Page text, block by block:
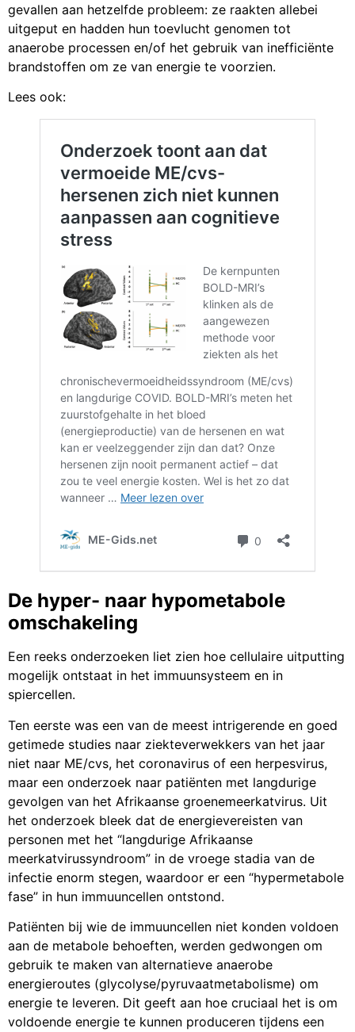
gevallen aan hetzelfde probleem: ze raakten allebei
uitgeput en hadden hun toevlucht genomen tot
anaerobe processen en/of het gebruik van inefficiënte
brandstoffen om ze van energie te voorzien.
Lees ook:
De hyper- naar hypometabole
omschakeling
Een reeks onderzoeken liet zien hoe cellulaire uitputting
mogelijk ontstaat in het immuunsysteem en in
spiercellen.
Ten eerste was een van de meest intrigerende en goed
getimede studies naar ziekteverwekkers van het jaar
niet naar ME/cvs, het coronavirus of een herpesvirus,
maar een onderzoek naar patiënten met langdurige
gevolgen van het Afrikaanse groenemeerkatvirus. Uit
het onderzoek bleek dat de energievereisten van
personen met het “langdurige Afrikaanse
meerkatvirussyndroom” in de vroege stadia van de
infectie enorm stegen, waardoor er een “hypermetabole
fase” in hun immuuncellen ontstond.
Patiënten bij wie de immuuncellen niet konden voldoen
aan de metabole behoeften, werden gedwongen om
gebruik te maken van alternatieve anaerobe
energieroutes (glycolyse/pyruvaatmetabolisme) om
energie te leveren. Dit geeft aan hoe cruciaal het is om
voldoende energie te kunnen produceren tijdens een